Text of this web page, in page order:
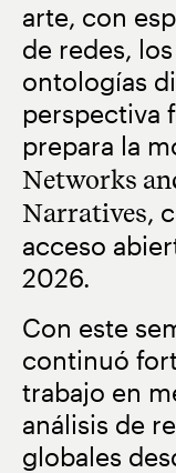
arte, con
de redes,
ontologías
perspectiva
prepara la
Networks
Narratives,
acceso
2026.
Con este
continuó
trabajo en
análisis de
globales